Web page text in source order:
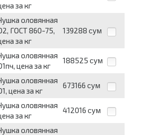
за кг
оловянная
ГОСТ 860-75,
за кг
139288 сум
оловянная
цена за кг
188525 сум
оловянная
цена за кг
673166 сум
оловянная
за кг
412016 сум
оловянная